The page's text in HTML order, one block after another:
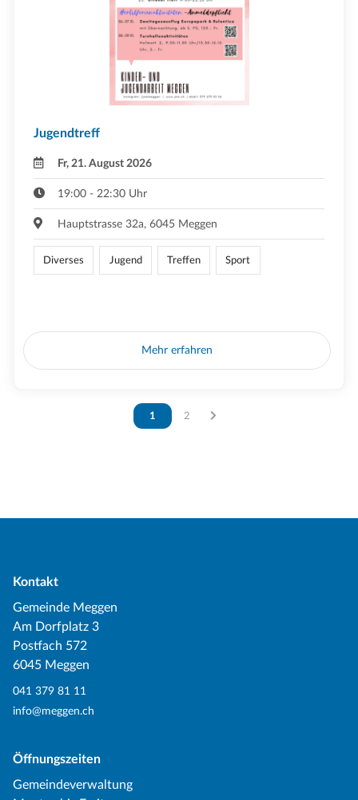
Jugendtreff
Fr, 21. August 2026
19:00 - 22:30 Uhr
Hauptstrasse 32a, 6045 Meggen
Diverses Jugend Treffen Sport
Mehr erfahren
Vous êtes sur la page
1 Vous êtes sur la page
2
Kontakt
Gemeinde Meggen
Am Dorfplatz 3
Postfach 572
6045 Meggen
041 379 81 11
info@meggen.ch
Öffnungszeiten
Gemeindeverwaltung